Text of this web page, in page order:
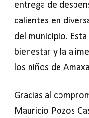
entrega de
calientes en
del municipio.
bienestar y la
los niños de
Gracias al
Mauricio Pozos